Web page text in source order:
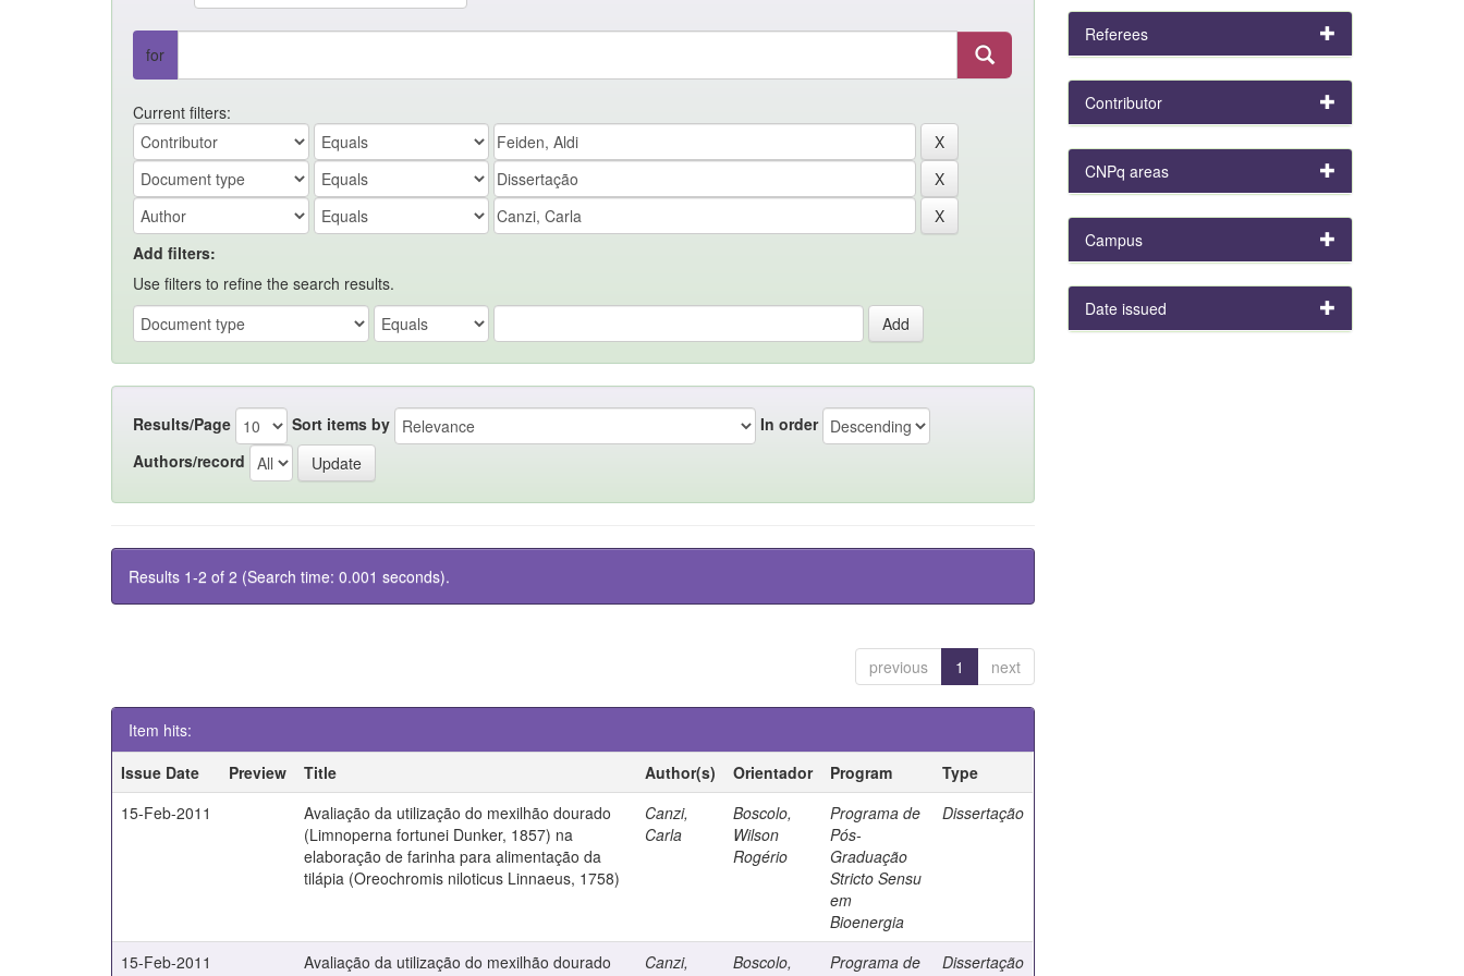
for
Current filters:
Add filters:
Use filters to refine the search results.
Results/Page Sort items by
In order
Authors/record
Results 1-2 of 2 (Search time: 0.001 seconds).
previous 1 next
Item hits:
Issue Date
Preview Title Author(s) Orientador Program
Type
15-Feb-2011
Avaliação da utilização do mexilhão dourado
(Limnoperna fortunei Dunker, 1857) na
elaboração de farinha para alimentação da
tilápia (Oreochromis niloticus Linnaeus, 1758)
Canzi,
Carla
Boscolo,
Wilson
Rogério
Programa de
Pós-
Graduação
Stricto Sensu
em
Bioenergia
Dissertação
15-Feb-2011
Avaliação da utilização do mexilhão dourado
Canzi,
Boscolo,
Programa de
Dissertação
Referees
Contributor
CNPq areas
Campus
Date issued